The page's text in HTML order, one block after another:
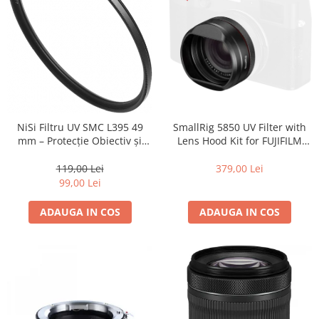
Camere Video Cinematice
Camere video de actiune
Accesorii camere video de actiune
Accesorii drone
Acumulatori camere video
Lampi video
Stabilizatoare (Gimbal) / Steady
Huse Protectie / Ploaie camere
Accesorii diverse pt camere video
Camere Video Compacte
NiSi Filtru UV SMC L395 49
mm – Protecție Obiectiv și
119,00 Lei
99,00 Lei
ADAUGA IN COS
SmallRig 5850 UV Filter with
Lens Hood Kit for FUJIFILM
379,00 Lei
ADAUGA IN COS